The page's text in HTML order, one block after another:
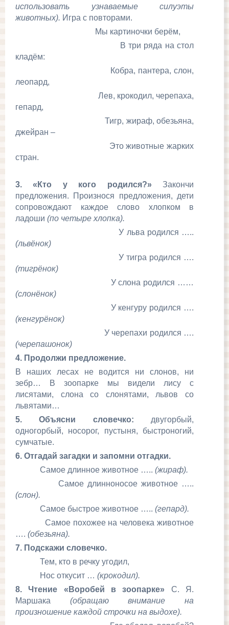
использовать узнаваемые
силуэты
животных). Игра с повторами.
Мы картиночки берём,
В три ряда на стол
кладём:
Кобра, пантера, слон,
леопард,
Лев, крокодил, черепаха,
гепард,
Тигр, жираф, обезьяна,
джейран –
Это животные жарких
стран.
3. «Кто у кого родился?»Закончи
предложения. Произнося предложения, дети
сопровождают каждое слово хлопком в
ладоши (по четыре хлопка).
У льва родился …..
(львёнок)
У тигра родился ….
(тигрёнок)
У слона родился ……
(слонёнок)
У кенгуру родился ….
(кенгурёнок)
У черепахи родился ….
(черепашонок)
4. Продолжи предложение.
В наших лесах не водится ни слонов, ни
зебр… В зоопарке мы видели лису с
лисятами, слона со слонятами, львов со
львятами…
5. Объясни словечко: двугорбый,
одногорбый, носорог, пустыня, быстроногий,
сумчатые.
6. Отгадай загадки и запомни отгадки.
Самое длинное животное ….. (жираф).
Самое длинноносое животное …..
(слон).
Самое быстрое животное ….. (гепард).
Самое похожее на человека животное
…. (обезьяна).
7. Подскажи словечко.
Тем, кто в речку угодил,
Нос откусит … (крокодил).
8. Чтение «Воробей в зоопарке» С. Я.
Маршака (обращаю внимание на
произношение каждой строчки на выдохе).